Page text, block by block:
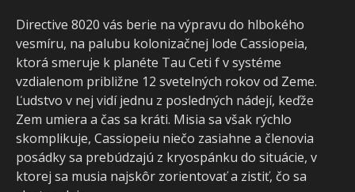
Directive 8020 vás berie na výpravu do hlbokého
vesmíru, na palubu kolonizačnej lode Cassiopeia,
ktorá smeruje k planéte Tau Ceti f v systéme
vzdialenom približne 12 svetelných rokov od Zeme.
Ľudstvo v nej vidí jednu z posledných nádejí, keďže
Zem umiera a čas sa kráti. Misia sa však rýchlo
skomplikuje, Cassiopeiu niečo zasiahne a členovia
posádky sa prebúdzajú z kryospánku do situácie, v
ktorej sa musia najskôr zorientovať a zistiť, čo sa